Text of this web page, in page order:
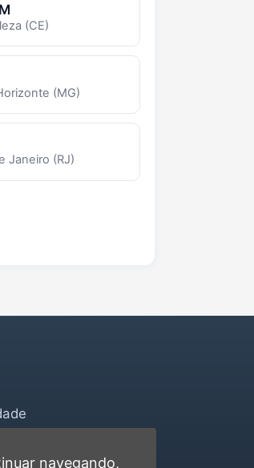
(CE)
(MG)
Janeiro (RJ)
navegando,